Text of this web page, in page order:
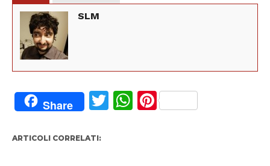
SLM
Share Twitter
WhatsApp
Pinterest
ARTICOLI CORRELATI: